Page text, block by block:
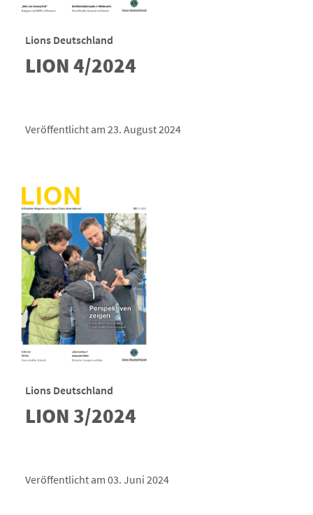
Lions Deutschland
LION 4/2024
Veröffentlicht am 23. August 2024
Lions Deutschland
LION 3/2024
Veröffentlicht am 03. Juni 2024